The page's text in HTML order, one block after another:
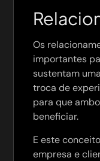
Os
importantes
sustentam
troca de
para que
beneficiar.
E este
empresa e